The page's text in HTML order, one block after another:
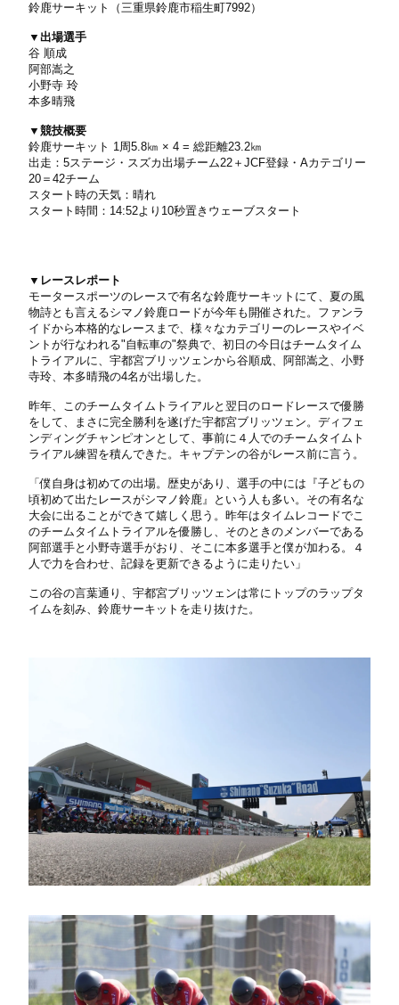
鈴鹿サーキット（三重県鈴鹿市稲生町7992）
▼出場選手
谷 順成
阿部嵩之
小野寺 玲
本多晴飛
▼競技概要
鈴鹿サーキット 1周5.8㎞ × 4 = 総距離23.2㎞
出走：5ステージ・スズカ出場チーム22＋JCF登録・Aカテゴリー
20＝42チーム
スタート時の天気：晴れ
スタート時間：14:52より10秒置きウェーブスタート
▼レースレポート
モータースポーツのレースで有名な鈴鹿サーキットにて、夏の風
物詩とも言えるシマノ鈴鹿ロードが今年も開催された。ファンラ
イドから本格的なレースまで、様々なカテゴリーのレースやイベ
ントが行なわれる"自転車の"祭典で、初日の今日はチームタイム
トライアルに、宇都宮ブリッツェンから谷順成、阿部嵩之、小野
寺玲、本多晴飛の4名が出場した。
昨年、このチームタイムトライアルと翌日のロードレースで優勝
をして、まさに完全勝利を遂げた宇都宮ブリッツェン。ディフェ
ンディングチャンピオンとして、事前に４人でのチームタイムト
ライアル練習を積んできた。キャプテンの谷がレース前に言う。
「僕自身は初めての出場。歴史があり、選手の中には『子どもの
頃初めて出たレースがシマノ鈴鹿』という人も多い。その有名な
大会に出ることができて嬉しく思う。昨年はタイムレコードでこ
のチームタイムトライアルを優勝し、そのときのメンバーである
阿部選手と小野寺選手がおり、そこに本多選手と僕が加わる。４
人で力を合わせ、記録を更新できるように走りたい」
この谷の言葉通り、宇都宮ブリッツェンは常にトップのラップタ
イムを刻み、鈴鹿サーキットを走り抜けた。